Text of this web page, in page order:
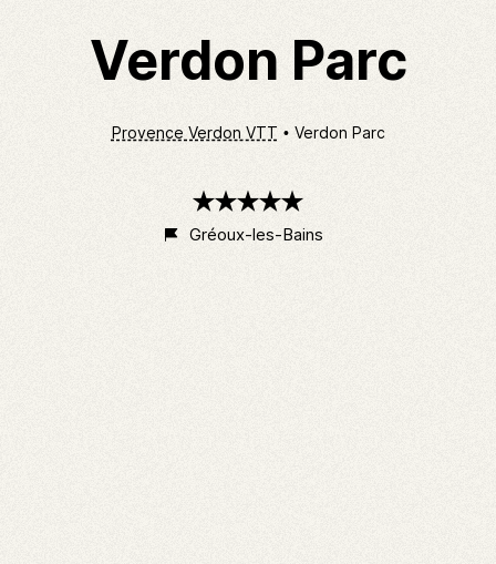
Verdon Parc
Provence Verdon VTT Verdon Parc
étoiles
Gréoux-les-Bains